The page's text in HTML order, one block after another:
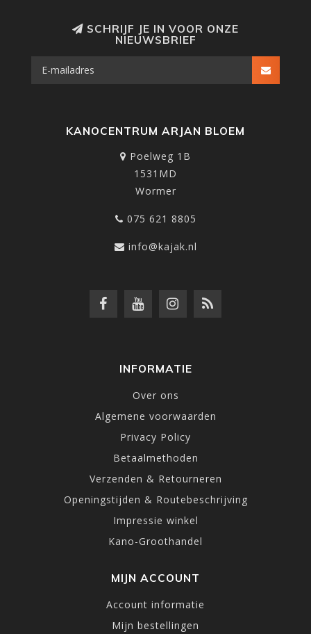
SCHRIJF JE IN VOOR ONZE
NIEUWSBRIEF
KANOCENTRUM ARJAN BLOEM
Poelweg 1B
1531MD
Wormer
075 621 8805
info@kajak.nl
INFORMATIE
Over ons
Algemene voorwaarden
Privacy Policy
Betaalmethoden
Verzenden & Retourneren
Openingstijden & Routebeschrijving
Impressie winkel
Kano-Groothandel
MIJN ACCOUNT
Account informatie
Mijn bestellingen